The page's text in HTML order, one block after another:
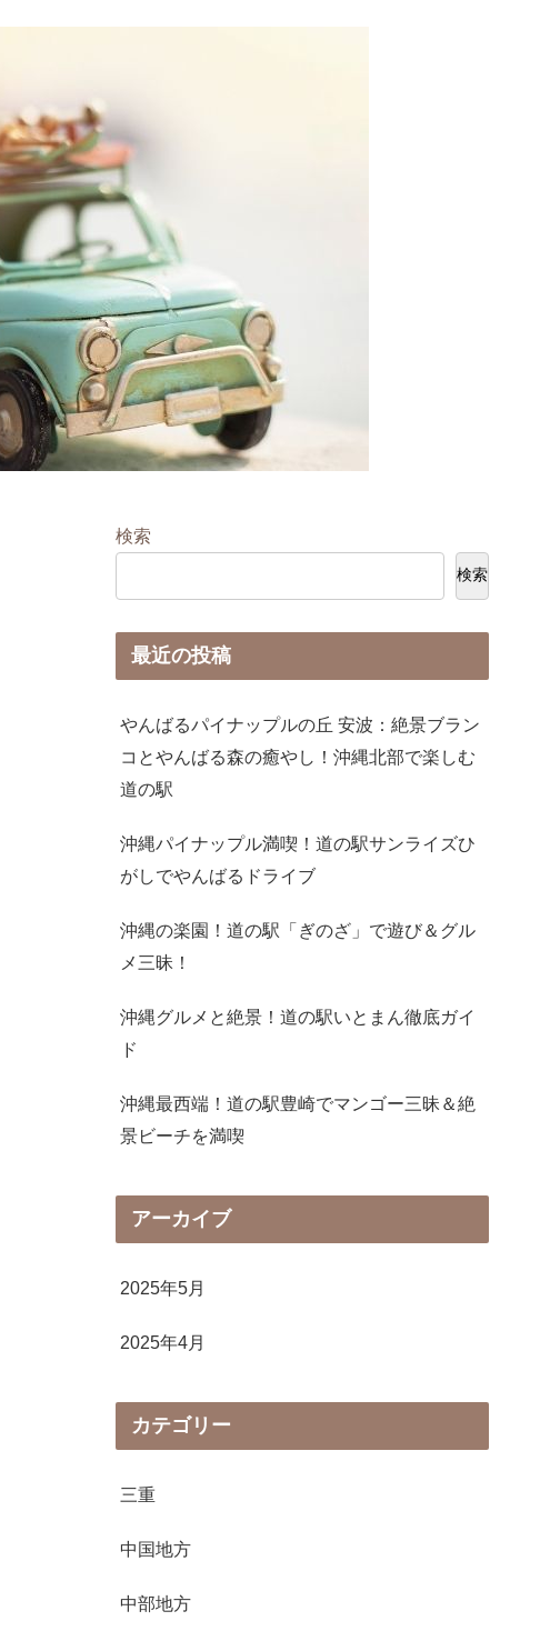
検索
検索
最近の投稿
やんばるパイナップルの丘 安波：絶景ブラン
コとやんばる森の癒やし！沖縄北部で楽しむ
道の駅
沖縄パイナップル満喫！道の駅サンライズひ
がしでやんばるドライブ
沖縄の楽園！道の駅「ぎのざ」で遊び＆グル
メ三昧！
沖縄グルメと絶景！道の駅いとまん徹底ガイ
ド
沖縄最西端！道の駅豊崎でマンゴー三昧＆絶
景ビーチを満喫
アーカイブ
2025年5月
2025年4月
カテゴリー
三重
中国地方
中部地方